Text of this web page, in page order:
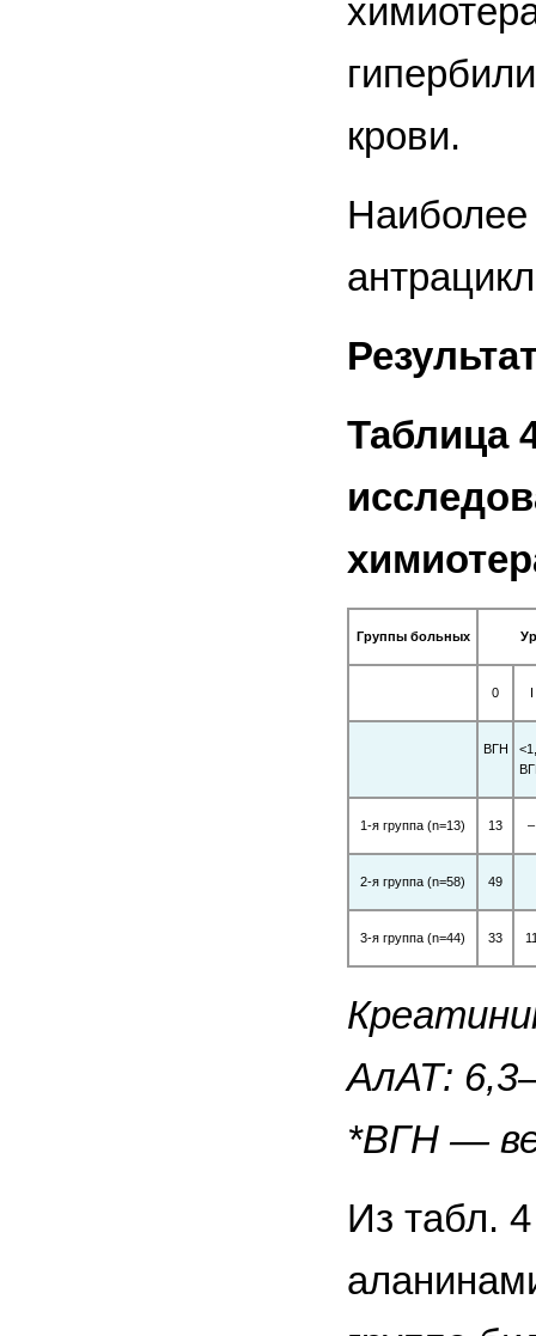
крови.
Наиболее
Таблица
Группы больных
0 I
ВГН
1-я группа (n=13) 13 –
2-я группа (n=58) 49
3-я группа (n=44) 33
АлАТ:
*ВГН —
Из табл.